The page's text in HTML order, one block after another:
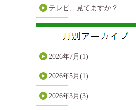
テレビ、見てますか？
2026年7月(1)
2026年5月(1)
2026年3月(3)